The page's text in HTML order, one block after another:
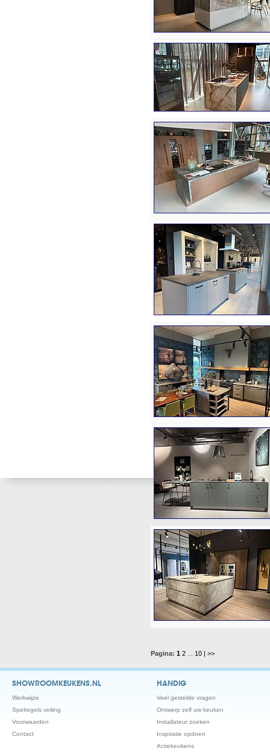
Pagina: 1 2 10 | >>
SHOWROOMKEUKENS.NL
Werkwijze
Spelregels veiling
Voorwaarden
Contact
HANDIG
Veel gestelde vragen
Ontwerp zelf uw keuken
Installateur zoeken
Inspiratie opdoen
Actiekeukens